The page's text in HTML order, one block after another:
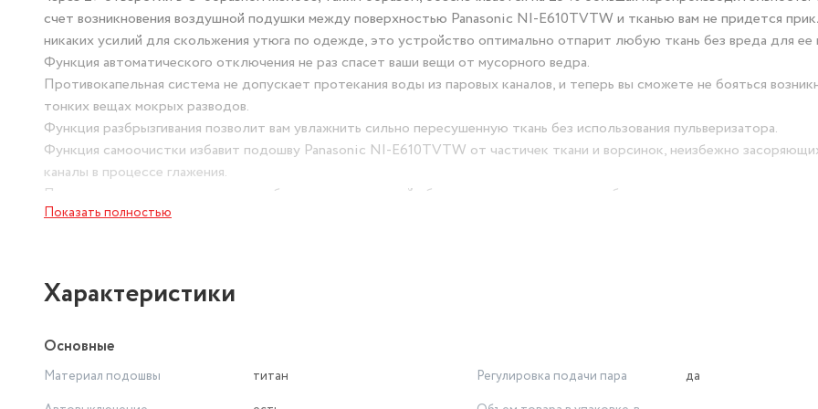
счет возникновения воздушной подушки между поверхностью Panasonic NI-E610TVTW и тканью вам не придется
никаких усилий для скольжения утюга по одежде, это устройство оптимально отпарит любую ткань без вреда для ее
Функция автоматического отключения не раз спасет ваши вещи от мусорного ведра.
Противокапельная система не допускает протекания воды из паровых каналов, и теперь вы сможете не бояться
тонких вещах мокрых разводов.
Функция разбрызгивания позволит вам увлажнить сильно пересушенную ткань без использования пульверизатора.
Функция самоочистки избавит подошву Panasonic NI-E610TVTW от частичек ткани и ворсинок, неизбежно
каналы в процессе глажения.
Приподнятая регулируемая опора обеспечивает хороший обзор при движении утюга в обратном направлении.
Автоматическая система защиты от образования накипи уменьшает кристаллизацию и предотвращает засорение
Показать полностью
Характеристики
Основные
Материал подошвы
титан
Регулировка подачи пара
да